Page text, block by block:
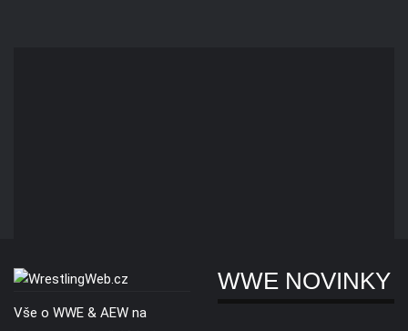
Vše o WWE & AEW na
WWE NOVINKY